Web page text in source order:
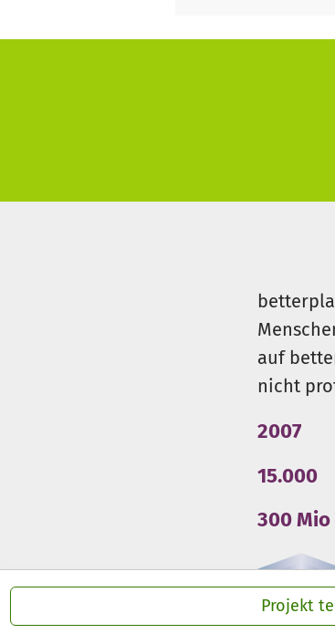
Projekt
Wir freuen uns
auf
nicht
2007
15.000
300 Mio